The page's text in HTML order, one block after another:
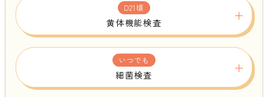
D21頃
黄体機能検査
いつでも
細菌検査